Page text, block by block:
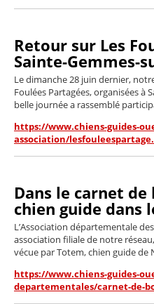
Retour sur Les
Sainte-Gemmes-
Le dimanche 28 juin dernier,
Foulées Partagées, organisées à
belle journée a rassemblé
https://www.chiens-guides-
association/
Dans le carnet
chien guide dans
L’Association départementale
association filiale de notre
vécue par Totem, chien guide de
https://www.chiens-guides-
departementales/carnet-de-